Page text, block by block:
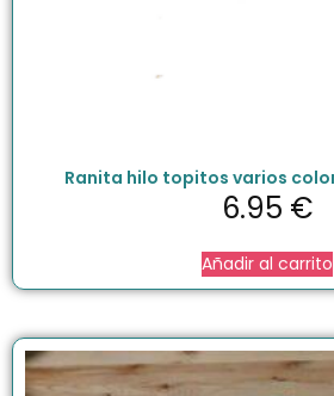
Ranita hilo topitos varios
6.95 €
Añadir al carrito